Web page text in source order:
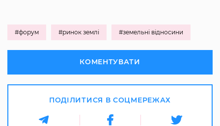
#форум #ринок землі #земельні відносини
КОМЕНТУВАТИ
ПОДІЛИТИСЯ В СОЦМЕРЕЖАХ